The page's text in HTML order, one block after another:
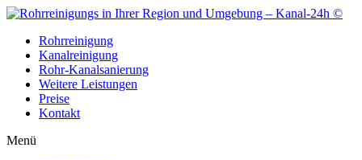
Zum
wechselnRohrreinigung
Kanalreinigung
Rohr-Kanalsanierung
Weitere Leistungen
Preise
Kontakt
Menü